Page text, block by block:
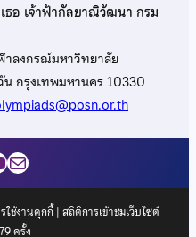
ธอ เจ้าฟ้ากัลยาณิวัฒนา กรม
ลงกรณ์มหาวิทยาลัย
กรุงเทพมหานคร 10330
Mail
ใช้งานคุกกี้| สถิติการเข้าชมเว็บไซต์
ครั้ง